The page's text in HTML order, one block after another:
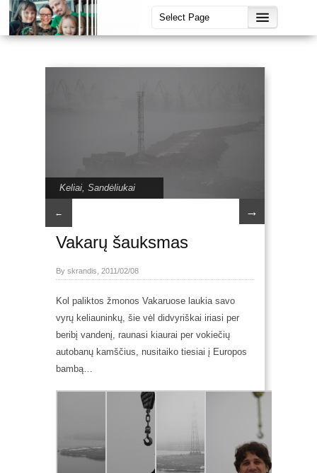
Keliai Sandėliukai
← →
Vakarų šauksmas
By skrandis, 2011/02/08
Kol paliktos žmonos Vakaruose laukia savo
vyrų keliauninkų, šie vėl didvyriškai iriasi per
beribį vandenį, raunasi kiaurai per vokiečių
autobanų kamščius, nusitaiko tiesiai į Europos
bambą…